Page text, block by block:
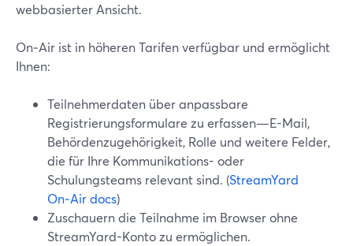
webbasierter Ansicht.
On‑Air ist in höheren Tarifen verfügbar und ermöglicht
Ihnen:
Teilnehmerdaten über anpassbare
Registrierungsformulare zu erfassen—E-Mail,
Behördenzugehörigkeit, Rolle und weitere Felder,
die für Ihre Kommunikations- oder
Schulungsteams relevant sind. (StreamYard
On‑Air docs)
Zuschauern die Teilnahme im Browser ohne
StreamYard-Konto zu ermöglichen.